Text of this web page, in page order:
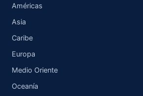
Américas
Asia
Caribe
Europa
Medio Oriente
Oceanía